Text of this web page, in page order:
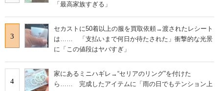
「最高家族すぎる」
3
セカストに50着以上の服を買取依頼→渡されたレシート
は…… 「支払いまで何日か待たされた」衝撃的な光景
に「この値段はヤバすぎ」
4
家にあるミニハギレ→“セリアのリング”を付けた
ら…… 完成したアイテムに「雨の日でもテンション上